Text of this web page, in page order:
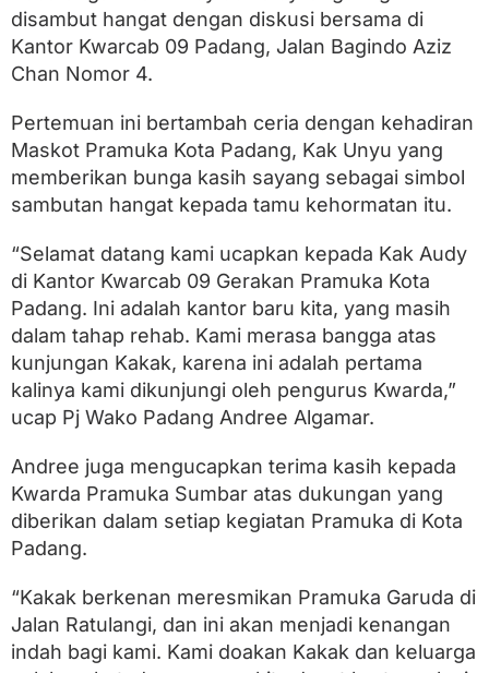
a
b
m
u
a
P
d
a
n
g
disambut hangat dengan diskusi bersama di
Kantor Kwarcab 09 Padang, Jalan Bagindo Aziz
Chan Nomor 4.
Pertemuan ini bertambah ceria dengan kehadiran
Maskot Pramuka Kota Padang, Kak Unyu yang
memberikan bunga kasih sayang sebagai simbol
sambutan hangat kepada tamu kehormatan itu.
“Selamat datang kami ucapkan kepada Kak Audy
di Kantor Kwarcab 09 Gerakan Pramuka Kota
Padang. Ini adalah kantor baru kita, yang masih
dalam tahap rehab. Kami merasa bangga atas
kunjungan Kakak, karena ini adalah pertama
kalinya kami dikunjungi oleh pengurus Kwarda,”
ucap Pj Wako Padang Andree Algamar.
Andree juga mengucapkan terima kasih kepada
Kwarda Pramuka Sumbar atas dukungan yang
diberikan dalam setiap kegiatan Pramuka di Kota
Padang.
“Kakak berkenan meresmikan Pramuka Garuda di
Jalan Ratulangi, dan ini akan menjadi kenangan
indah bagi kami. Kami doakan Kakak dan keluarga